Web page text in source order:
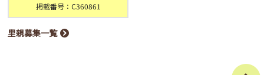
掲載番号：C360861
里親募集一覧